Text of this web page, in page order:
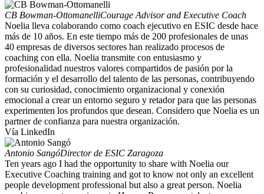
CB Bowman-OttomanelliCourage Advisor and Executive Coach
Noelia lleva colaborando como coach ejecutivo en ESIC desde hace
más de 10 años. En este tiempo más de 200 profesionales de unas
40 empresas de diversos sectores han realizado procesos de
coaching con ella. Noelia transmite con entusiasmo y
profesionalidad nuestros valores compartidos de pasión por la
formación y el desarrollo del talento de las personas, contribuyendo
con su curiosidad, conocimiento organizacional y conexión
emocional a crear un entorno seguro y retador para que las personas
experimenten los profundos que desean. Considero que Noelia es un
partner de confianza para nuestra organización.
Vía LinkedIn
Antonio SangóDirector de ESIC Zaragoza
Ten years ago I had the opportunity to share with Noelia our
Executive Coaching training and got to know not only an excellent
people development professional but also a great person. Noelia